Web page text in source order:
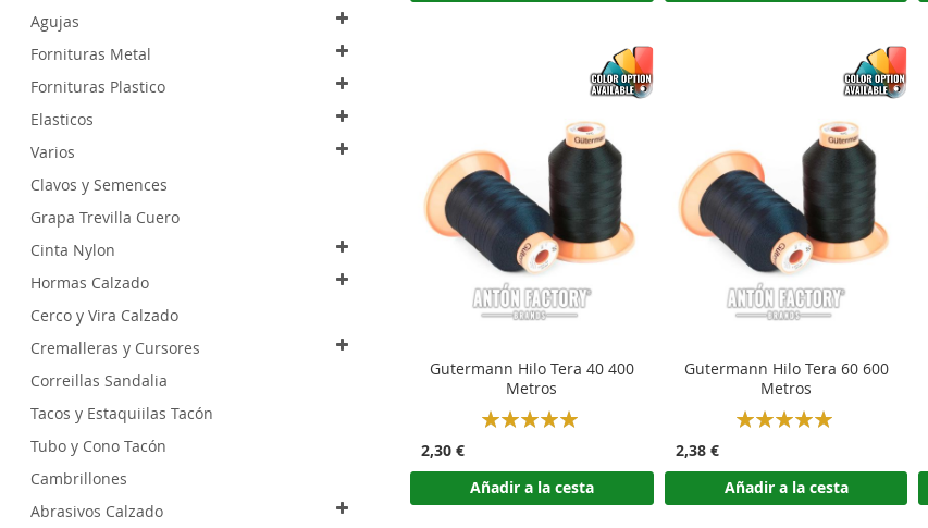
Gutermann Hilo Tera 40 400
Metros
Rating:
2,30 €
Añadir a la cesta
Gutermann Hilo Tera 60 600
Metros
Rating:
2,38 €
Añadir a la cesta
Agujas
Fornituras Metal
Fornituras Plastico
Elasticos
Varios
Clavos y Semences
Grapa Trevilla Cuero
Cinta Nylon
Hormas Calzado
Cerco y Vira Calzado
Cremalleras y Cursores
Correillas Sandalia
Tacos y Estaquiilas Tacón
Tubo y Cono Tacón
Cambrillones
Abrasivos Calzado